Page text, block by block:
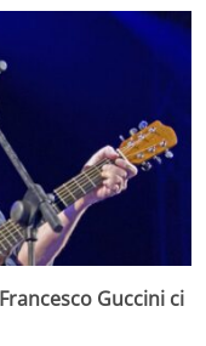
Guccini ci